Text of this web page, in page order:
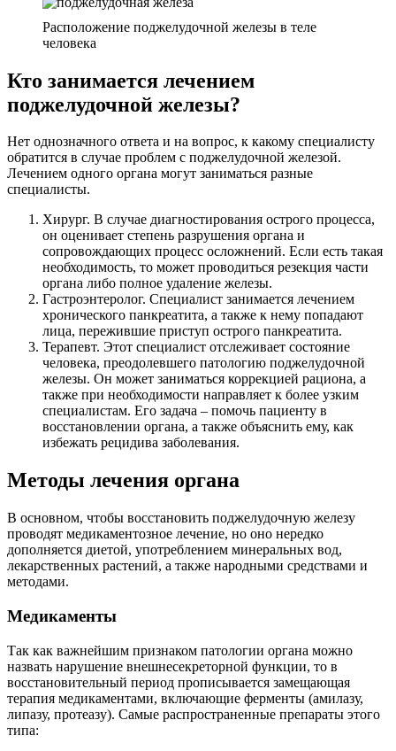
Расположение поджелудочной железы в теле
человека
Кто занимается лечением
поджелудочной железы?
Нет однозначного ответа и на вопрос, к какому специалисту
обратится в случае проблем с поджелудочной железой.
Лечением одного органа могут заниматься разные
специалисты.
Хирург. В случае диагностирования острого процесса,
он оценивает степень разрушения органа и
сопровождающих процесс осложнений. Если есть такая
необходимость, то может проводиться резекция части
органа либо полное удаление железы.
Гастроэнтеролог. Специалист занимается лечением
хронического панкреатита, а также к нему попадают
лица, пережившие приступ острого панкреатита.
Терапевт. Этот специалист отслеживает состояние
человека, преодолевшего патологию поджелудочной
железы. Он может заниматься коррекцией рациона, а
также при необходимости направляет к более узким
специалистам. Его задача – помочь пациенту в
восстановлении органа, а также объяснить ему, как
избежать рецидива заболевания.
Методы лечения органа
В основном, чтобы восстановить поджелудочную железу
проводят медикаментозное лечение, но оно нередко
дополняется диетой, употреблением минеральных вод,
лекарственных растений, а также народными средствами и
методами.
Медикаменты
Так как важнейшим признаком патологии органа можно
назвать нарушение внешнесекреторной функции, то в
восстановительный период прописывается замещающая
терапия медикаментами, включающие ферменты (амилазу,
липазу, протеазу). Самые распространенные препараты этого
типа: